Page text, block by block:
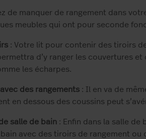
de manquer de rangement dans
meubles qui ont pour seconde
: Votre lit pour contenir des tiroirs
d’y ranger les couvertures
les écharpes.
des rangements : Il en va de
en dessous des coussins peut
salle de bain : Enfin dans la salle de
avec des tiroirs de rangement ou